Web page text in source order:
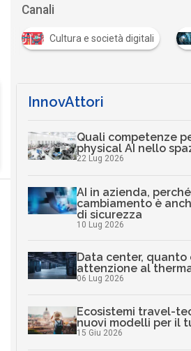
Canali
Cultura e società digitali
InnovAttori
Quali competenze
physical AI nello
22 Lug 2026
AI in azienda,
cambiamento è
di sicurezza
10 Lug 2026
Data center, quanto
attenzione al
06 Lug 2026
Ecosistemi travel-
nuovi modelli per il
15 Giu 2026